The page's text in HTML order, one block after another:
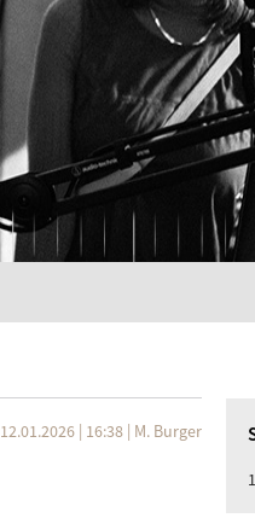
12.01.2026 | 16:38 | M. Burger